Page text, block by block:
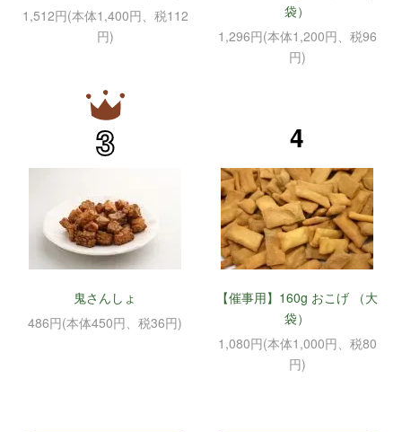
1,512円(本体1,400円、税112
円)
袋）
1,296円(本体1,200円、税96
円)
3
鬼さんしょ
486円(本体450円、税36円)
4
【催事用】160g おこげ （大
袋）
1,080円(本体1,000円、税80
円)